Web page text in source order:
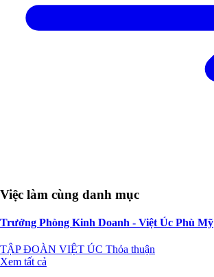
Việc làm cùng danh mục
Trưởng Phòng Kinh Doanh - Việt Úc Phù Mỹ
TẬP ĐOÀN VIỆT ÚC Thỏa thuận
Xem tất cả